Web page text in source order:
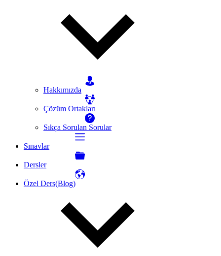
Hakkımızda
Çözüm Ortakları
Sıkça Sorulan Sorular
Sınavlar
Dersler
Özel Ders(Blog)